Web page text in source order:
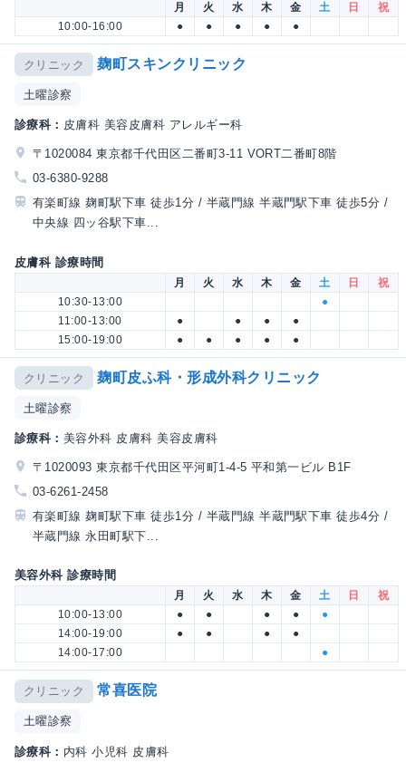
月 火 水 木 金 土 日
祝
10:00-16:00
● ● ● ● ●
クリニック 麹町スキンクリニック
土曜診察
診療科： 皮膚科 美容皮膚科 アレルギー科
〒1020084 東京都千代田区二番町3-11 VORT二番町8階
03-6380-9288
有楽町線 麹町駅下車 徒歩1分 / 半蔵門線 半蔵門駅下車 徒歩5分 /
中央線 四ッ谷駅下車...
皮膚科 診療時間
月 火 水 木 金 土 日
祝
10:30-13:00
●
11:00-13:00
● ● ●
●
15:00-19:00
● ● ● ● ●
クリニック 麹町皮ふ科・形成外科クリニック
土曜診察
診療科： 美容外科 皮膚科 美容皮膚科
〒1020093 東京都千代田区平河町1-4-5 平和第一ビル B1F
03-6261-2458
有楽町線 麹町駅下車 徒歩1分 / 半蔵門線 半蔵門駅下車 徒歩4分 /
半蔵門線 永田町駅下...
美容外科 診療時間
月 火 水 木 金 土 日
祝
10:00-13:00
● ● ● ●
●
14:00-19:00
● ● ●
●
14:00-17:00
●
クリニック 常喜医院
土曜診察
診療科： 内科 小児科 皮膚科